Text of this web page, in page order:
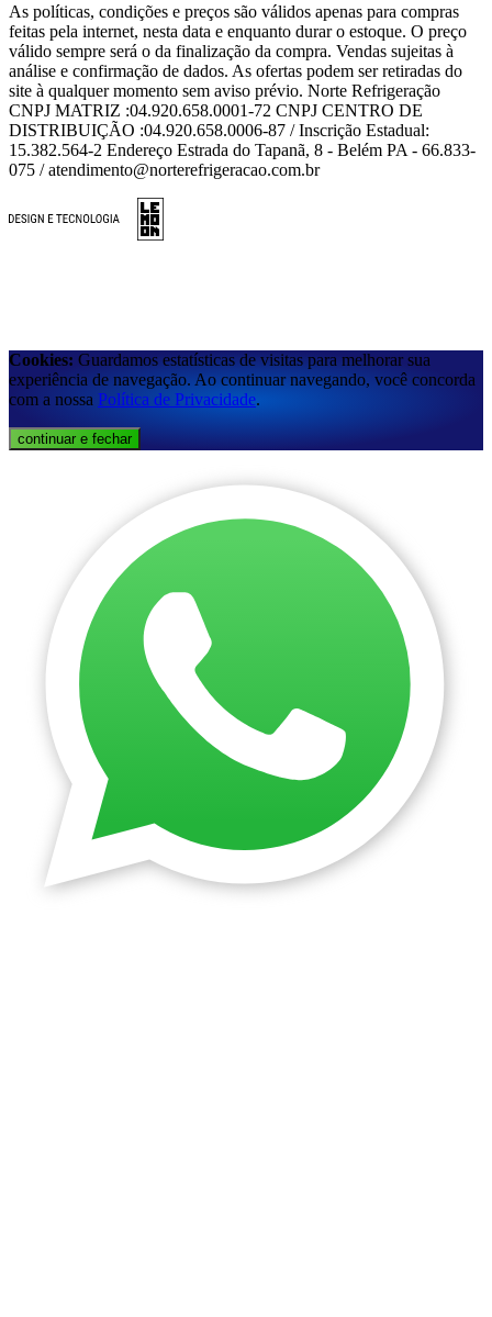
As políticas, condições e preços são válidos apenas para compras
feitas pela internet, nesta data e enquanto durar o estoque. O preço
válido sempre será o da finalização da compra. Vendas sujeitas à
análise e confirmação de dados. As ofertas podem ser retiradas do
site à qualquer momento sem aviso prévio. Norte Refrigeração
CNPJ MATRIZ :04.920.658.0001-72 CNPJ CENTRO DE
DISTRIBUIÇÃO :04.920.658.0006-87 / Inscrição Estadual:
15.382.564-2 Endereço Estrada do Tapanã, 8 - Belém PA - 66.833-
075 / atendimento@norterefrigeracao.com.br
Cookies: Guardamos estatísticas de visitas para melhorar sua
experiência de navegação. Ao continuar navegando, você concorda
com a nossa Política de Privacidade.
continuar e fechar